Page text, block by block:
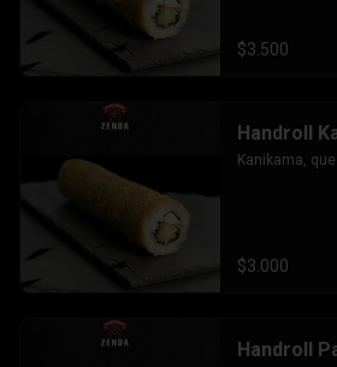
$3.500
Handroll
Kanikama,
$3.000
Handroll